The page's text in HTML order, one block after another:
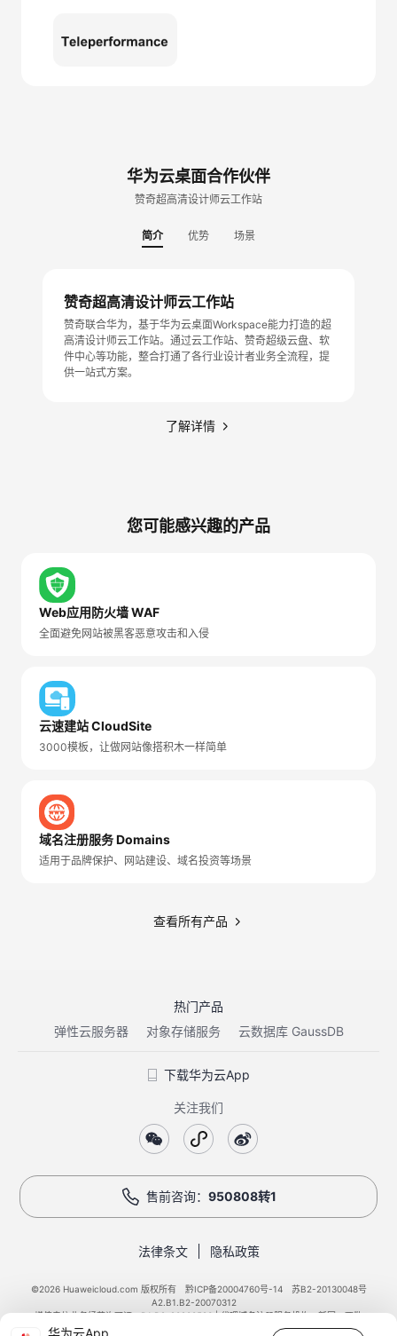
华为云桌面合作伙伴
赞奇超高清设计师云工作站
简介 优势 场景
赞奇超高清设计师云工作站
赞奇联合华为，基于华为云桌面Workspace能力打造的超
高清设计师云工作站。通过云工作站、赞奇超级云盘、软
件中心等功能，整合打通了各行业设计者业务全流程，提
供一站式方案。
了解详情
您可能感兴趣的产品
Web应用防火墙 WAF
全面避免网站被黑客恶意攻击和入侵
云速建站 CloudSite
3000模板，让做网站像搭积木一样简单
域名注册服务 Domains
适用于品牌保护、网站建设、域名投资等场景
查看所有产品
热门产品
弹性云服务器
对象存储服务 云数据库 GaussDB
下载华为云App
关注我们
售前咨询： 950808转1
法律条文 隐私政策
©2026 Huaweicloud.com 版权所有 黔ICP备20004760号-14
苏B2-20130048号
A2.B1.B2-20070312
增值电信业务经营许可证：B1.B2-20200593 | 代理域名注册服务机构：新网、西数
华为云App